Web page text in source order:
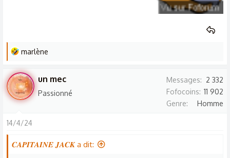
L
s
r
é
c
i
marlène
un mec
Passionné
Messages
2 332
Fofocoins 11 902
Genre
Homme
14/4/24
𝑪𝑨𝑷𝑰𝑻𝑨𝑰𝑵𝑬 𝑱𝑨𝑪𝑲 a dit: